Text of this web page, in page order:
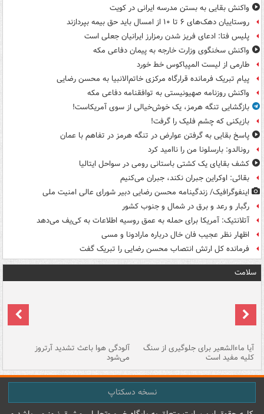
واکنش بقایی به بستن مدرسه ایرانی در کویت
روستاییان دهک‌های ۶ تا ۱۰ از امسال باید حق بیمه بپردازند
پلیس فتا: ادعای فریز شدن رمزارز ایرانیان جعلی است
واکنش سخنگوی وزارت خارجه به پیمان دفاعی مکه
طارمی از لیست المپیاکوس خط خورد
پیام تبریک فرمانده قرارگاه مرکزی خاتم‌الانبیا به محسن رضایی
واکنش روزنامه صهیونیستی به توافقنامه دفاعی مکه
بازگشایی تنگه هرمز، یک خوش‌خیالی از سوی آمریکاست!
بازیکنی که چشم فلیک را گرفت!
پاسخ بقایی به گرفتن عوارض در تنگه هرمز در تفاهم با عمان
رونالدو: بارسلونا من را ناامید کرد
کشف بقایای یک کشتی باستانی رومی در سواحل ایتالیا
بقائی: اوکراین جبران نکند، جبران می‌کنیم
اینفوگرافیک/ زندگینامه محسن رضایی دبیر شورای عالی امنیت‌ ملی
رگبار و رعد و برق در شمال و جنوب کشور
آتلانتیک: آمریکا برای حمله به عمق روسیه اطلاعات به کی‌یف می‌دهد
اظهار نظر عجیب فان خال درباره مارادونا و مسی
فرمانده کل ارتش انتصاب محسن رضایی را تبریک گفت
سلامت
آیا ماءالشعیر برای جلوگیری از سنگ
کلیه مفید است
آلودگی هوا باعث تشدید آرتروز
می‌شود
نسخه دسکتاپ